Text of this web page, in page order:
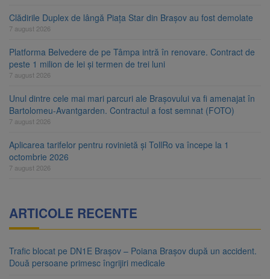
Clădirile Duplex de lângă Piața Star din Brașov au fost demolate
7 august 2026
Platforma Belvedere de pe Tâmpa intră în renovare. Contract de
peste 1 milion de lei și termen de trei luni
7 august 2026
Unul dintre cele mai mari parcuri ale Brașovului va fi amenajat în
Bartolomeu-Avantgarden. Contractul a fost semnat (FOTO)
7 august 2026
Aplicarea tarifelor pentru rovinietă și TollRo va începe la 1
octombrie 2026
7 august 2026
ARTICOLE RECENTE
Trafic blocat pe DN1E Brașov – Poiana Brașov după un accident.
Două persoane primesc îngrijiri medicale